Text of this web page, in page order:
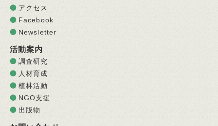
アクセス
Facebook
Newsletter
活動案内
調査研究
人材育成
植林活動
NGO支援
出版物